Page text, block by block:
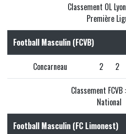
Classement OL
Première
Football Masculin (FCVB)
Concarneau 2 2
Classement FCVB
National
Football Masculin (FC Limonest)